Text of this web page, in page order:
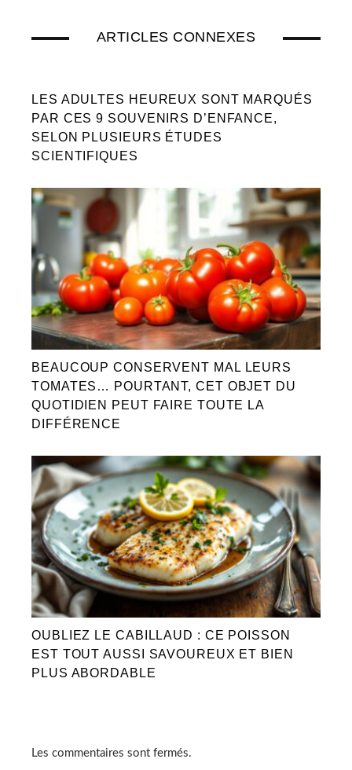
ARTICLES CONNEXES
LES ADULTES HEUREUX SONT MARQUÉS
PAR CES 9 SOUVENIRS D’ENFANCE,
SELON PLUSIEURS ÉTUDES
SCIENTIFIQUES
BEAUCOUP CONSERVENT MAL LEURS
TOMATES… POURTANT, CET OBJET DU
QUOTIDIEN PEUT FAIRE TOUTE LA
DIFFÉRENCE
OUBLIEZ LE CABILLAUD : CE POISSON
EST TOUT AUSSI SAVOUREUX ET BIEN
PLUS ABORDABLE
Les commentaires sont fermés.